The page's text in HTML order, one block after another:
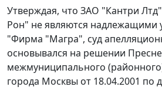
Утверждая, что ЗАО "Кантри
Рон" не являются
"Фирма "Магра", суд
основывался на решении
межмуниципального
города Москвы от 18.04.2001 по